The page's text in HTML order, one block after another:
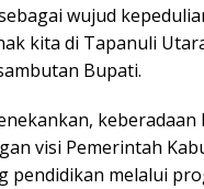
wujud
kita di Tapanuli
Bupati.
visi Pemerintah
pendidikan melalui